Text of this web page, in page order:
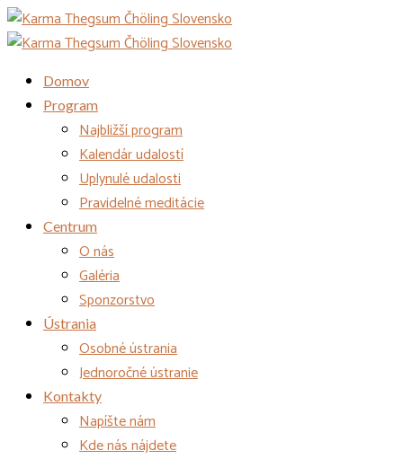
Domov
Program
Najbližší program
Kalendár udalostí
Uplynulé udalosti
Pravidelné meditácie
Centrum
O nás
Galéria
Sponzorstvo
Ústrania
Osobné ústrania
Jednoročné ústranie
Kontakty
Napíšte nám
Kde nás nájdete